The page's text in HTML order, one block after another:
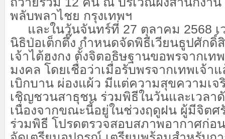
พลับพลาไชย กรุงเทพฯ
และในวันจันทร์ที่ 27 ตุลาคม 2568 เ
นิธิป่อเต็กตึ๊ง กำหนดจัดพิธีเวียนธูปศักดิ์
เจ้าไต้ฮงกง ตั้งจิตอธิษฐานขอพรจากเท
มงคล โดยเชื่อว่าเมื่อรับพรจากเทพเจ้า
เบิกบาน ผ่องแผ้ว มีแต่ความสุขความเจ
เชิญชวนสาธุชน ร่วมพิธีในวันและเวลา
เนื่องจากขณะนี้อยู่ในช่วงฤดูฝน ผู้มีจิตศ
ร่วมพิธี โปรดตรวจสอบสภาพอากาศก่อ